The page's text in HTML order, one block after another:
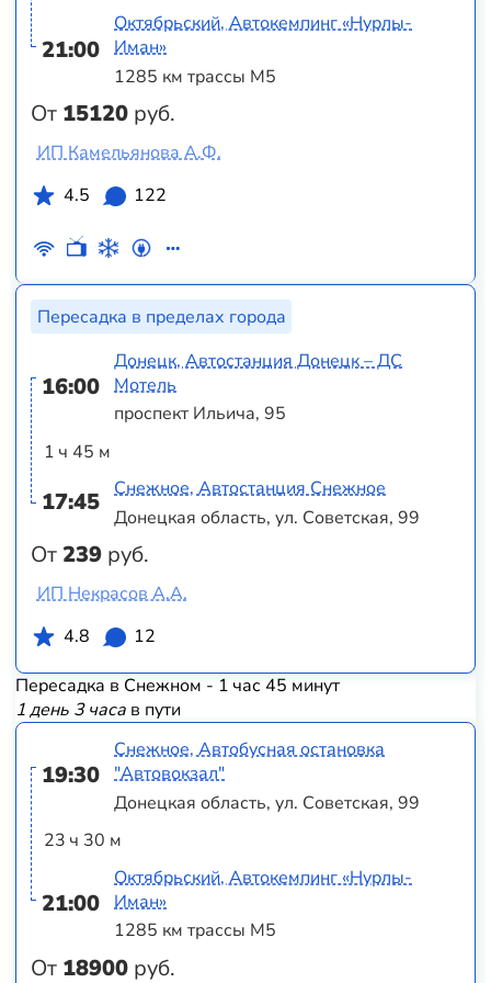
21:00
От 15120 руб.
Октябрьский, Автокемпинг «Нурлы-
Иман»
1285 км трассы М5
ИП Камельянова А.Ф.
4.5
122
Пересадка в пределах города
16:00
1 ч 45 м
17:45
От239 руб.
Донецк, Автостанция Донецк – ДС
Мотель
проспект Ильича, 95
Снежное, Автостанция Снежное
Донецкая область, ул. Советская, 99
ИП Некрасов А.А.
4.8
12
Пересадка в Снежном - 1 час 45 минут
1 день 3 часав пути
19:30
23 ч 30 м
21:00
От 18900 руб.
Снежное, Автобусная остановка
"Автовокзал"
Донецкая область, ул. Советская, 99
Октябрьский, Автокемпинг «Нурлы-
Иман»
1285 км трассы М5